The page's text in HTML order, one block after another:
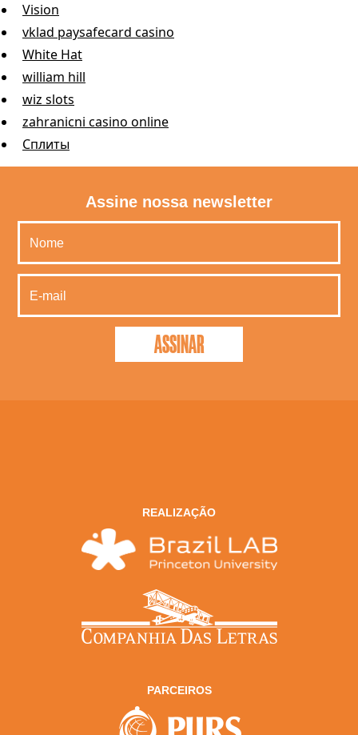
Vision
vklad paysafecard casino
White Hat
william hill
wiz slots
zahranicni casino online
Сплиты
Assine nossa newsletter
REALIZAÇÃO
PARCEIROS